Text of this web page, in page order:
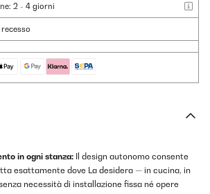
2 - 4 giorni
in ogni stanza: Il design autonomo consente
esattamente dove La desidera — in cucina, in
necessità di installazione fissa né opere